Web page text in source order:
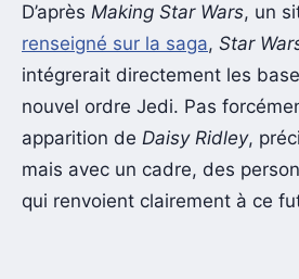
D’après Making Star Wars, un
renseigné sur la saga, Star
intégrerait directement les
nouvel ordre Jedi. Pas
apparition de Daisy Ridley,
mais avec un cadre, des
qui renvoient clairement à ce